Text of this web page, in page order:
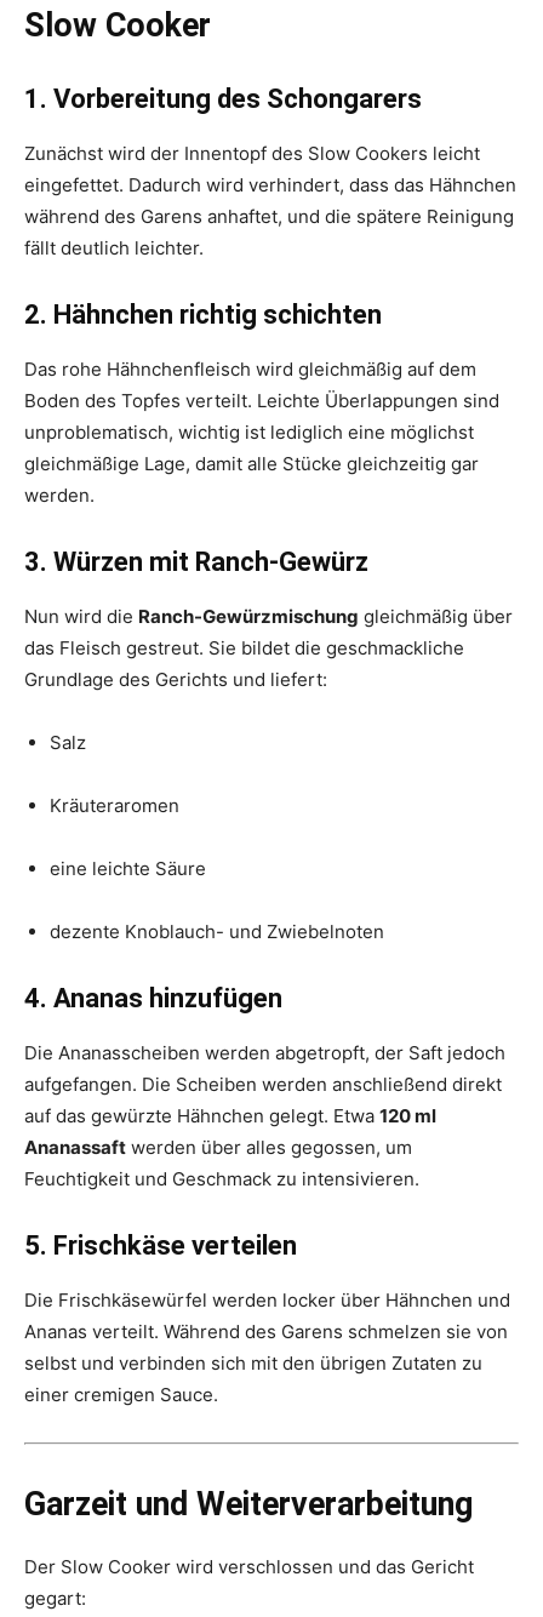
Slow Cooker
1. Vorbereitung des Schongarers
Zunächst wird der Innentopf des Slow Cookers leicht
eingefettet. Dadurch wird verhindert, dass das Hähnchen
während des Garens anhaftet, und die spätere Reinigung
fällt deutlich leichter.
2. Hähnchen richtig schichten
Das rohe Hähnchenfleisch wird gleichmäßig auf dem
Boden des Topfes verteilt. Leichte Überlappungen sind
unproblematisch, wichtig ist lediglich eine möglichst
gleichmäßige Lage, damit alle Stücke gleichzeitig gar
werden.
3. Würzen mit Ranch-Gewürz
Nun wird die Ranch-Gewürzmischung gleichmäßig über
das Fleisch gestreut. Sie bildet die geschmackliche
Grundlage des Gerichts und liefert:
Salz
Kräuteraromen
eine leichte Säure
dezente Knoblauch- und Zwiebelnoten
4. Ananas hinzufügen
Die Ananasscheiben werden abgetropft, der Saft jedoch
aufgefangen. Die Scheiben werden anschließend direkt
auf das gewürzte Hähnchen gelegt. Etwa 120 ml
Ananassaft werden über alles gegossen, um
Feuchtigkeit und Geschmack zu intensivieren.
5. Frischkäse verteilen
Die Frischkäsewürfel werden locker über Hähnchen und
Ananas verteilt. Während des Garens schmelzen sie von
selbst und verbinden sich mit den übrigen Zutaten zu
einer cremigen Sauce.
Garzeit und Weiterverarbeitung
Der Slow Cooker wird verschlossen und das Gericht
gegart: